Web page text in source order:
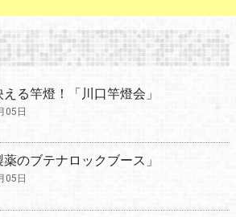
る竿燈！「川口竿燈会」
05日
薬のブテナロックブース」
05日